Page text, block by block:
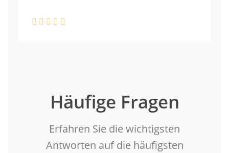
Häufige Fragen
Erfahren Sie die wichtigsten
Antworten auf die häufigsten